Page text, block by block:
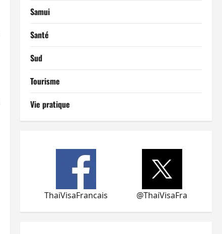
Samui
Santé
Sud
Tourisme
Vie pratique
ThaiVisaFrancais @ThaiVisaFra